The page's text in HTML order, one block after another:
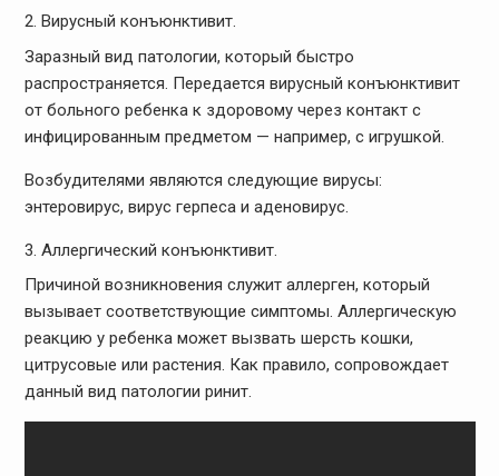
Вирусный конъюнктивит.
Заразный вид патологии, который быстро
распространяется. Передается вирусный конъюнктивит
от больного ребенка к здоровому через контакт с
инфицированным предметом — например, с игрушкой.
Возбудителями являются следующие вирусы:
энтеровирус, вирус герпеса и аденовирус.
Аллергический конъюнктивит.
Причиной возникновения служит аллерген, который
вызывает соответствующие симптомы. Аллергическую
реакцию у ребенка может вызвать шерсть кошки,
цитрусовые или растения. Как правило, сопровождает
данный вид патологии ринит.